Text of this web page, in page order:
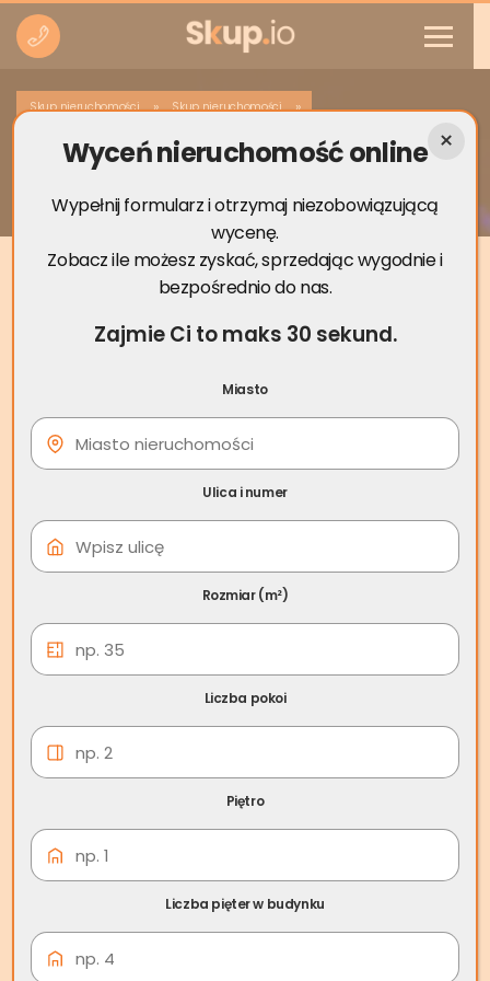
Skup nieruchomości » Skup nieruchomości »
Skup nieruchomości Milanówek
08 czeSkup nieruchomości
Milanówek
Wyceń nieruchomość online
Wypełnij formularz i otrzymaj niezobowiązującą
wycenę.
Zobacz ile możesz zyskać, sprzedając wygodnie i
bezpośrednio do nas.
Zajmie Ci to maks 30 sekund.
Miasto
Ulica i numer
Rozmiar (m²)
Liczba pokoi
Piętro
Liczba pięter w budynku